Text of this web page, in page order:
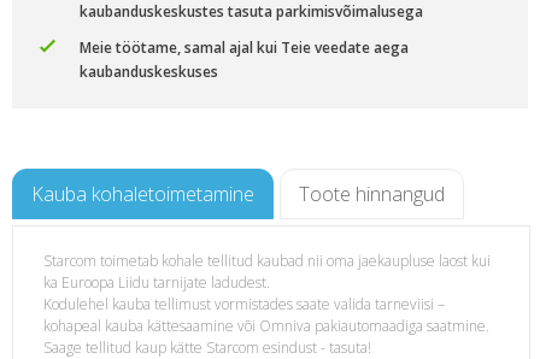
kaubanduskeskustes tasuta parkimisvõimalusega
Meie töötame, samal ajal kui Teie veedate aega
kaubanduskeskuses
Kauba kohaletoimetamine Toote hinnangud
Starcom toimetab kohale tellitud kaubad nii oma jaekaupluse laost kui
ka Euroopa Liidu tarnijate ladudest.
Kodulehel kauba tellimust vormistades saate valida tarneviisi –
kohapeal kauba kättesaamine või Omniva pakiautomaadiga saatmine.
Saage tellitud kaup kätte Starcom esindust - tasuta!